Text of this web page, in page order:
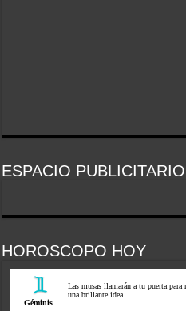
ESPACIO PUBLICITARIO
HOROSCOPO HOY